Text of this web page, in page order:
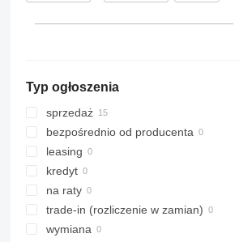
Typ ogłoszenia
sprzedaż
bezpośrednio od producenta
leasing
kredyt
na raty
trade-in (rozliczenie w zamian)
wymiana